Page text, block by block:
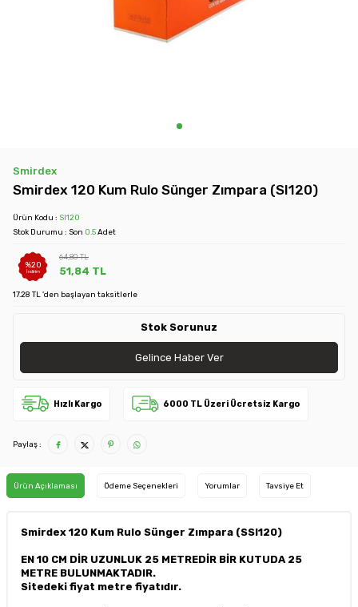
Smirdex
Smirdex 120 Kum Rulo Sünger Zımpara (SI120)
Ürün Kodu : SI120
Stok Durumu : Son 0.5Adet
%20
İndirim
64,80TL
51,84 TL
17.28 TL 'den başlayan taksitlerle
Stok Sorunuz
Gelince Haber Ver
Hızlı Kargo 6000 TL Üzeri Ücretsiz Kargo
Paylaş :
Ürün Açıklaması Ödeme Seçenekleri Yorumlar Tavsiye Et
Smirdex 120 Kum Rulo Sünger Zımpara (SSI120)
EN 10 CM DİR UZUNLUK 25 METREDİR BİR KUTUDA 25
METRE BULUNMAKTADIR.
Sitedeki fiyat metre fiyatıdır.